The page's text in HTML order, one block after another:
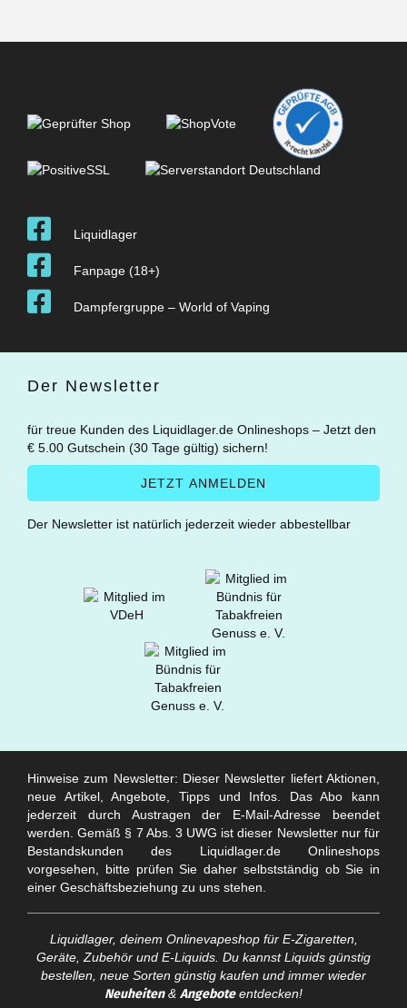
Liquidlager
Fanpage (18+)
Dampfergruppe – World of Vaping
Der Newsletter
für treue Kunden des Liquidlager.de Onlineshops – Jetzt den
€ 5.00 Gutschein (30 Tage gültig) sichern!
Der Newsletter ist natürlich jederzeit wieder abbestellbar
Hinweise zum Newsletter: Dieser Newsletter liefert Aktionen,
neue Artikel, Angebote, Tipps und Infos. Das Abo kann
jederzeit durch Austragen der E-Mail-Adresse beendet
werden. Gemäß § 7 Abs. 3 UWG ist dieser Newsletter nur für
Bestandskunden des Liquidlager.de Onlineshops
vorgesehen, bitte prüfen Sie daher selbstständig ob Sie in
einer Geschäftsbeziehung zu uns stehen.
Liquidlager, deinem Onlinevapeshop für E-Zigaretten,
Geräte, Zubehör und E-Liquids. Du kannst Liquids günstig
bestellen, neue Sorten günstig kaufen und immer wieder
Neuheiten& Angeboteentdecken!